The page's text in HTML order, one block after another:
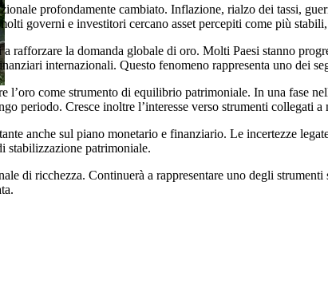
profondamente cambiato. Inflazione, rialzo dei tassi,
governi e investitori cercano asset percepiti come più
rafforzare la domanda globale di oro. Molti Paesi stanno
internazionali. Questo fenomeno rappresenta uno dei
l’oro come strumento di equilibrio patrimoniale. In una fase
periodo. Cresce inoltre l’interesse verso strumenti collegati a
anche sul piano monetario e finanziario. Le incertezze
stabilizzazione patrimoniale.
di ricchezza. Continuerà a rappresentare uno degli